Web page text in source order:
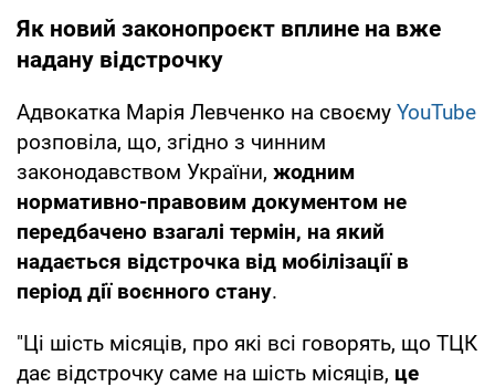
Як новий законопроєкт вплине на вже
надану відстрочку
Адвокатка Марія Левченко на своєму YouTube
розповіла, що, згідно з чинним
законодавством України, жодним
нормативно-правовим документом не
передбачено взагалі термін, на який
надається відстрочка від мобілізації в
період дії воєнного стану.
"Ці шість місяців, про які всі говорять, що ТЦК
дає відстрочку саме на шість місяців, це